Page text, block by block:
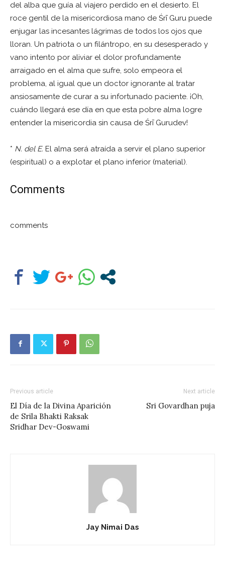
del alba que guía al viajero perdido en el desierto. El
roce gentil de la misericordiosa mano de Śrī Guru puede
enjugar las incesantes lágrimas de todos los ojos que
lloran. Un patriota o un filántropo, en su desesperado y
vano intento por aliviar el dolor profundamente
arraigado en el alma que sufre, solo empeora el
problema, al igual que un doctor ignorante al tratar
ansiosamente de curar a su infortunado paciente. ¡Oh,
cuándo llegará ese día en que esta pobre alma logre
entender la misericordia sin causa de Śrī Gurudev!
* N. del E. El alma será atraída a servir el plano superior
(espiritual) o a explotar el plano inferior (material).
Comments
comments
Previous article
El Día de la Divina Aparición
de Srila Bhakti Raksak
Sridhar Dev-Goswami
Next article
Sri Govardhan puja
Jay Nimai Das